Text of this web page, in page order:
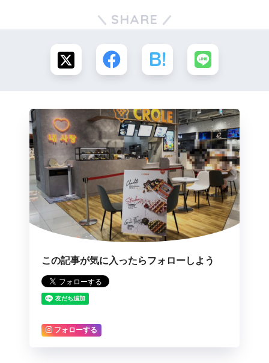
SHARE
この記事が気に入ったらフォローしよう
フォローする